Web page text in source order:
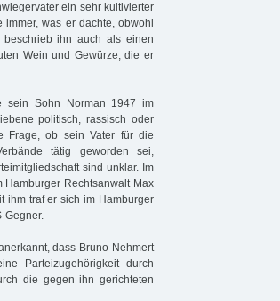
ein sehr kultivierter
was er dachte, obwohl
ihn auch als einen
Wein und Gewürze, die er
sein Sohn Norman 1947 im
politisch, rassisch oder
Frage, ob sein Vater für die
tätig geworden sei,
sind unklar. Im
Hamburger Rechtsanwalt Max
ihm traf er sich im Hamburger
Gegner.
dass Bruno Nehmert
Parteizugehörigkeit durch
die gegen ihn gerichteten